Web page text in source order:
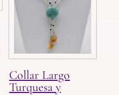
Collar Largo
Turquesa y